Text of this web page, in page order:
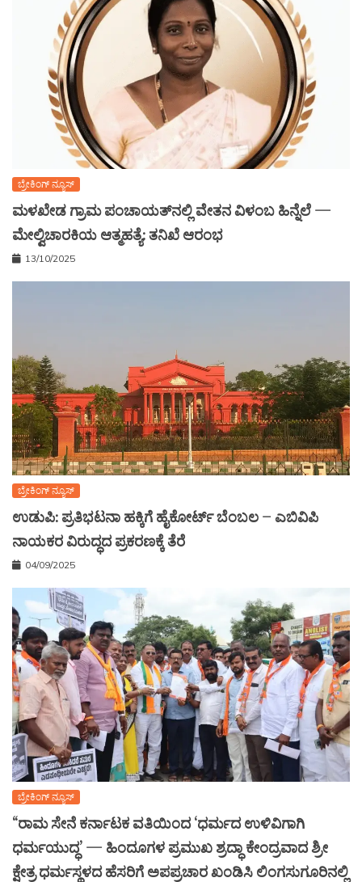
ಬ್ರೇಕಿಂಗ್ ನ್ಯೂಸ್
ಮಳಖೇಡ ಗ್ರಾಮ ಪಂಚಾಯತ್‌ನಲ್ಲಿ ವೇತನ ವಿಳಂಬ ಹಿನ್ನೆಲೆ —
ಮೇಲ್ವಿಚಾರಕಿಯ ಆತ್ಮಹತ್ಯೆ: ತನಿಖೆ ಆರಂಭ
13/10/2025
ಬ್ರೇಕಿಂಗ್ ನ್ಯೂಸ್
ಉಡುಪಿ: ಪ್ರತಿಭಟನಾ ಹಕ್ಕಿಗೆ ಹೈಕೋರ್ಟ್ ಬೆಂಬಲ – ಎಬಿವಿಪಿ
ನಾಯಕರ ವಿರುದ್ಧದ ಪ್ರಕರಣಕ್ಕೆ ತೆರೆ
04/09/2025
ಬ್ರೇಕಿಂಗ್ ನ್ಯೂಸ್
“ರಾಮ ಸೇನೆ ಕರ್ನಾಟಕ ವತಿಯಿಂದ ‘ಧರ್ಮದ ಉಳಿವಿಗಾಗಿ
ಧರ್ಮಯುದ್ಧ’ — ಹಿಂದೂಗಳ ಪ್ರಮುಖ ಶ್ರದ್ಧಾ ಕೇಂದ್ರವಾದ ಶ್ರೀ
ಕ್ಷೇತ್ರ ಧರ್ಮಸ್ಥಳದ ಹೆಸರಿಗೆ ಅಪಪ್ರಚಾರ ಖಂಡಿಸಿ ಲಿಂಗಸುಗೂರಿನಲ್ಲಿ